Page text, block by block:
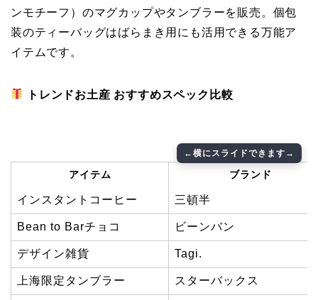
ンモチーフ）のマグカップやタンブラーを販売。個包
装のティーバッグはばらまき用にも活用できる万能ア
イテムです。
トレンドお土産 おすすめスペック比較
アイテム ブランド
インスタントコーヒー 三頓半
Bean to Barチョコ ビーンバン
デザイン雑貨 Tagi.
上海限定タンブラー スターバックス